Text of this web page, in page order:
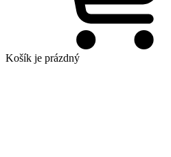
Košík je prázdný